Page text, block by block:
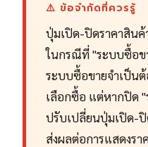
⚠️ ข้อจำกัดที่ควรรู้
ปุ่มเปิด-ปิดราคาสินค้
ในกรณีที่ "ระบบซื้อข
ระบบซื้อขายจำเป็น
เลือกซื้อ แต่หากปิด
ปรับเปลี่ยนปุ่มเปิด-ปิ
ส่งผลต่อการแสดงร